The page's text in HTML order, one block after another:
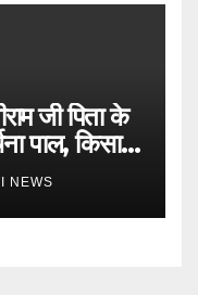
जी पिता के
पाल, किसान
NEWS